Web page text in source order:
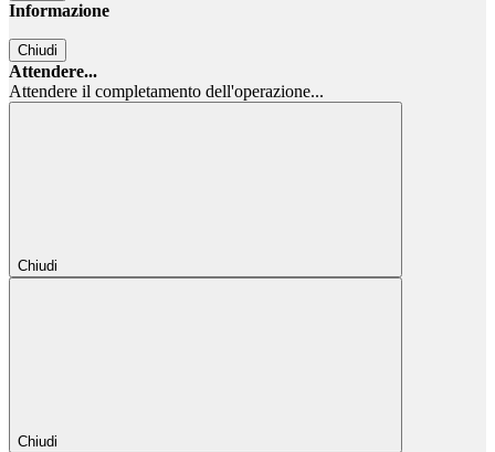
Informazione
Chiudi
Attendere...
Attendere il completamento dell'operazione...
Chiudi
Chiudi